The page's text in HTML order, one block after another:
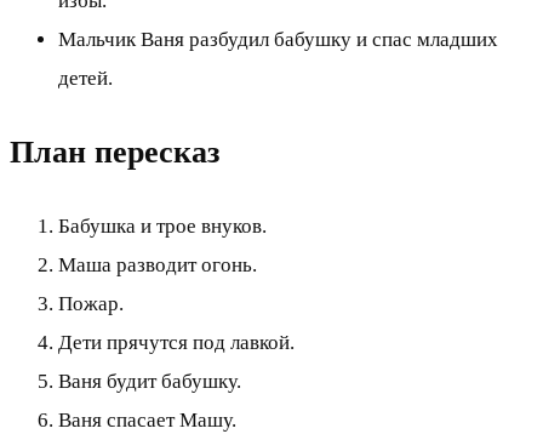
Мальчик Ваня разбудил бабушку и спас младших
детей.
План пересказ
Бабушка и трое внуков.
Маша разводит огонь.
Пожар.
Дети прячутся под лавкой.
Ваня будит бабушку.
Ваня спасает Машу.